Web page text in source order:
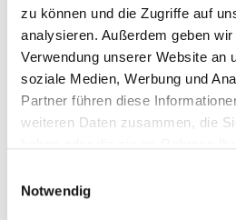
zu können und die Zugriffe auf
analysieren. Außerdem geben
Verwendung unserer Website an
soziale Medien, Werbung und
Partner führen diese
weiteren Daten zusammen, die
Notwendig
Rollläden bieten
angenehmes Raumklima.